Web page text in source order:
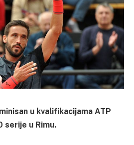
u kvalifikacijama ATP
serije u Rimu.